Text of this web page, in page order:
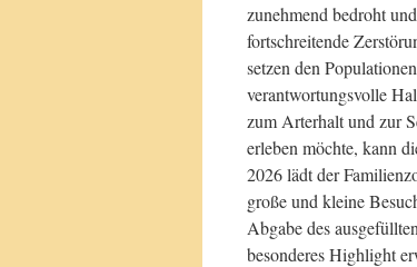
zunehmend bedroht
fortschreitende
setzen den
verantwortungsvolle
zum Arterhalt und zur
erleben möchte, kann
2026 lädt der
große und kleine
Abgabe des
besonderes Highlight